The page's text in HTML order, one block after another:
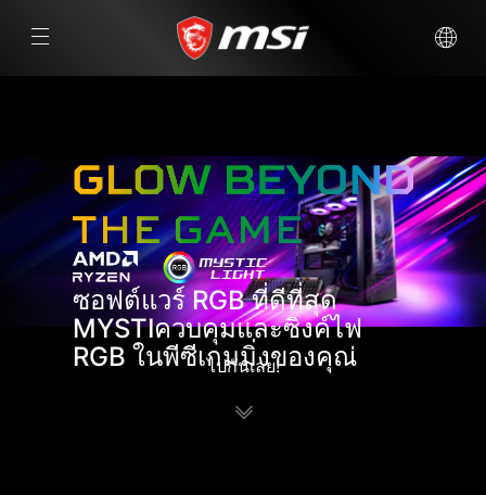
ซอฟต์แวร์ RGB ที่ดีที่สุด
MYSTIควบคุมและซิงค์ไฟ
RGB ในพีซีเกมมิ่งของคุณ่
ไปกันเลย!